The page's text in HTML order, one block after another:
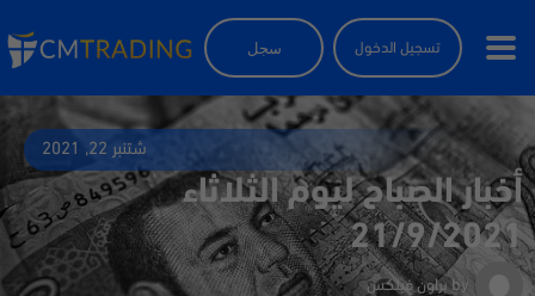
تسجيل الدخول سجل
شتنبر 22, 2021
أخبار الصباح ليوم الثلاثاء
21/9/2021
by براون فيلكس